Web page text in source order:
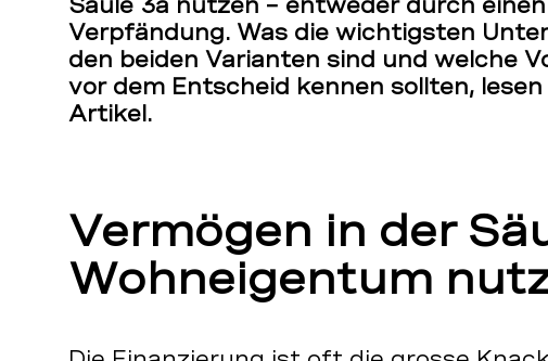
Verpfändung. Was die wichtigsten
den beiden Varianten sind und welche
vor dem Entscheid kennen sollten, lesen
Artikel.
Vermögen in der
Wohneigentum